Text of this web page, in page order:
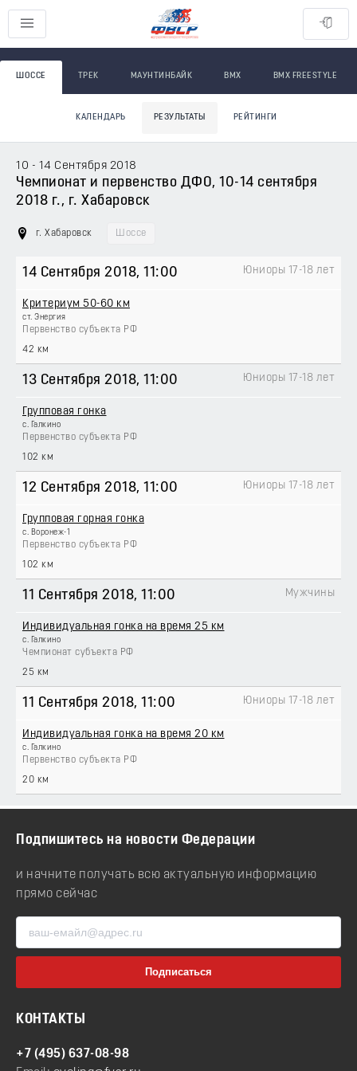
ШОССЕ ТРЕК МАУНТИНБАЙК BMX BMX FREESTYLE
КАЛЕНДАРЬ РЕЗУЛЬТАТЫ РЕЙТИНГИ
10 - 14 Сентября 2018
Чемпионат и первенство ДФО, 10-14 сентября
2018 г., г. Хабаровск
г. Хабаровск Шоссе
14 Сентября 2018, 11:00
Критериум 50-60 км
ст. Энергия
Первенство субъекта РФ
Юниоры 17-18 лет
42 км
13 Сентября 2018, 11:00
Групповая гонка
с. Галкино
Первенство субъекта РФ
Юниоры 17-18 лет
102 км
12 Сентября 2018, 11:00
Групповая горная гонка
с. Воронеж-1
Первенство субъекта РФ
Юниоры 17-18 лет
102 км
11 Сентября 2018, 11:00
Индивидуальная гонка на время 25 км
с. Галкино
Чемпионат субъекта РФ
Мужчины
25 км
11 Сентября 2018, 11:00
Индивидуальная гонка на время 20 км
с. Галкино
Первенство субъекта РФ
Юниоры 17-18 лет
20 км
Подпишитесь на новости Федерации
и начните получать всю актуальную информацию
прямо сейчас
КОНТАКТЫ
+7 (495) 637-08-98